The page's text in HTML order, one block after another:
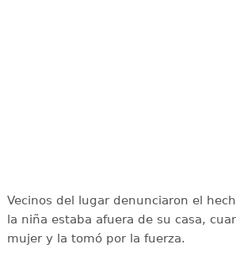
Vecinos del lugar denunciaron el
la niña estaba afuera de su casa,
mujer y la tomó por la fuerza.